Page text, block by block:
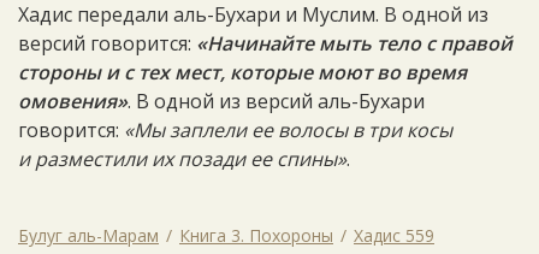
Хадис передали аль-Бухари и Муслим. В одной из
версий говорится: «Начинайте мыть тело с правой
стороны и с тех мест, которые моют во время
омовения». В одной из версий аль-Бухари
говорится: «Мы заплели ее волосы в три косы
и разместили их позади ее спины».
Булуг аль-Марам Книга 3. Похороны Хадис 559